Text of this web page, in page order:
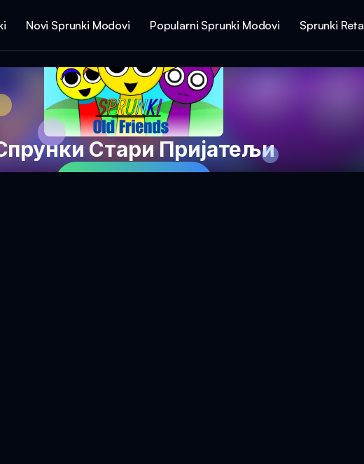
Novi Sprunki Modovi Popularni Sprunki Modovi Sprunki
Стари Пријатељи